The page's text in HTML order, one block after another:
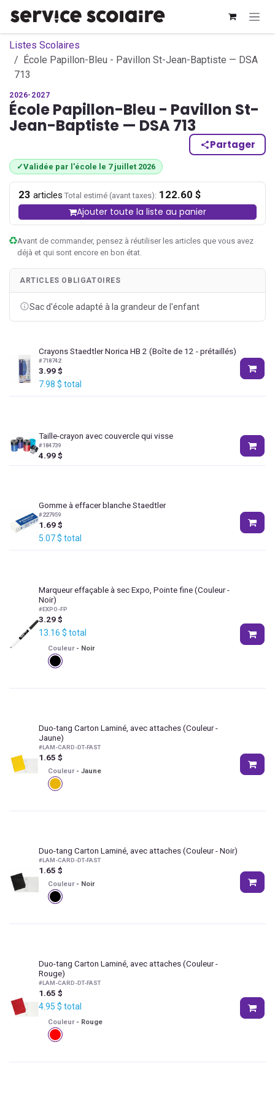
Listes Scolaires
École Papillon-Bleu - Pavillon St-Jean-Baptiste — DSA
713
2026-2027
École Papillon-Bleu - Pavillon St-
Jean-Baptiste — DSA 713
Partager
✓Validée par l'école le 7 juillet 2026
23 articles·Total estimé (avant taxes): 122.60 $
Ajouter toute la liste au panier
Avant de commander, pensez à réutiliser les articles que vous avez
déjà et qui sont encore en bon état.
ARTICLES OBLIGATOIRES
Sac d'école adapté à la grandeur de l'enfant
Crayons Staedtler Norica HB 2 (Boîte de 12 - prétaillés)
#718742
3.99$
7.98 $ total
Taille-crayon avec couvercle qui visse
#184739
4.99$
Gomme à effacer blanche Staedtler
#227959
1.69$
5.07$ total
Marqueur effaçable à sec Expo, Pointe fine(Couleur -
Noir)
#EXPO-FP
3.29$
13.16 $ total
Couleur - Noir
Duo-tang Carton Laminé, avec attaches(Couleur -
Jaune)
#LAM-CARD-DT-FAST
1.65 $
Couleur - Jaune
Duo-tang Carton Laminé, avec attaches(Couleur - Noir)
#LAM-CARD-DT-FAST
1.65 $
Couleur - Noir
Duo-tang Carton Laminé, avec attaches(Couleur -
Rouge)
#LAM-CARD-DT-FAST
1.65 $
4.95 $ total
Couleur - Rouge